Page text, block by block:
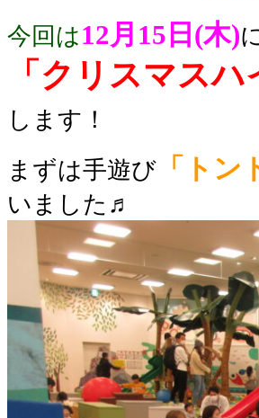
今回は12月15日(木)
「クリスマスハ
します！
まずは手遊び 「ト
いました♬